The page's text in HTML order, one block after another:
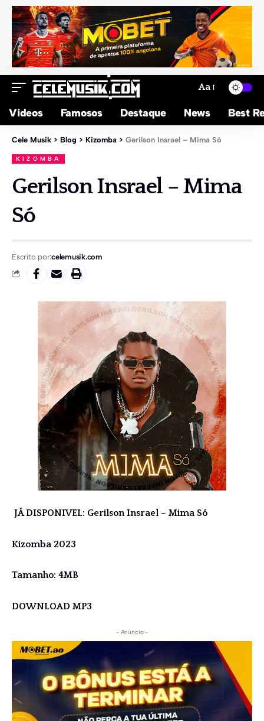
Aa
Videos Famosos Destaque News Best
Cele Musik > Blog > Kizomba > Gerilson Insrael – Mima Só
KIZOMBA
Gerilson Insrael – Mima
Só
Escrito por:celemusik.com
JÁ DISPONIVEL: Gerilson Insrael – Mima Só
Kizomba 2023
Tamanho: 4MB
DOWNLOAD MP3
- Anúncio -